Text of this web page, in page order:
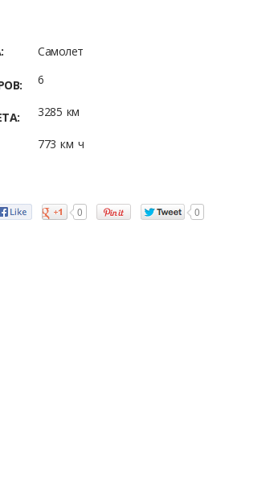
Самолет
6
3285 км
773 км ч
0 0